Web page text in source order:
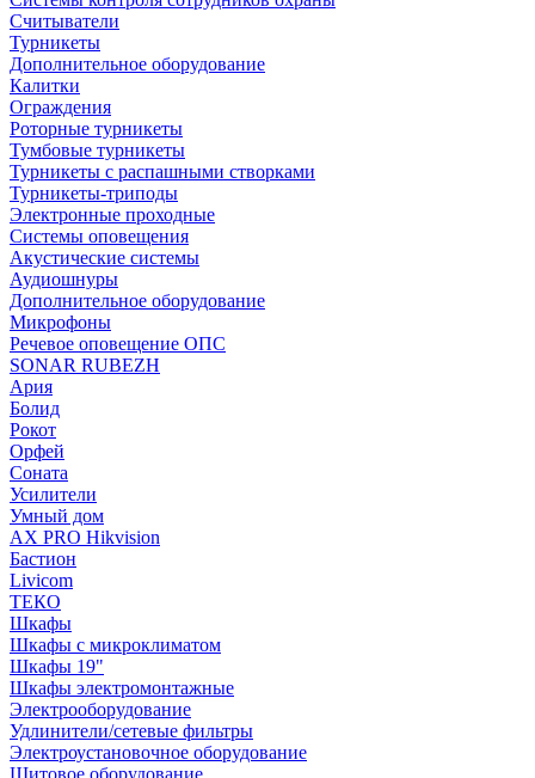
Считыватели
Турникеты
Дополнительное оборудование
Калитки
Ограждения
Роторные турникеты
Тумбовые турникеты
Турникеты с распашными створками
Турникеты-триподы
Электронные проходные
Системы оповещения
Акустические системы
Аудиошнуры
Дополнительное оборудование
Микрофоны
Речевое оповещение ОПС
SONAR RUBEZH
Ария
Болид
Рокот
Орфей
Соната
Усилители
Умный дом
AX PRO Hikvision
Бастион
Livicom
ТЕКО
Шкафы
Шкафы с микроклиматом
Шкафы 19"
Шкафы электромонтажные
Электрооборудование
Удлинители/сетевые фильтры
Электроустановочное оборудование
Щитовое оборудование